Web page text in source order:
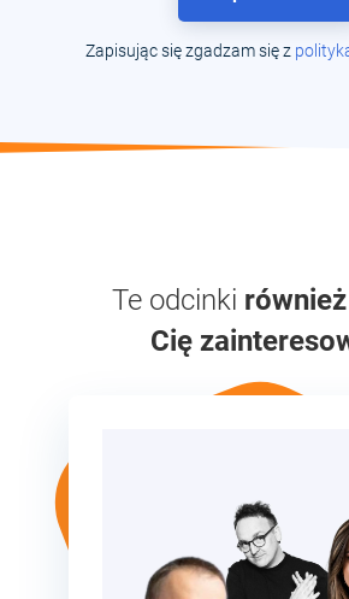
Zapisując się zgadzam się z
Te odcinki
Cię